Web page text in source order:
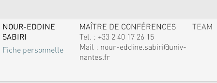
NOUR-EDDINE
SABIRI
Fiche personnelle
MAÎTRE DE CONFÉRENCES
Tel. : +33 2 40 17 26 15
Mail : nour-eddine.sabiri@univ-
nantes.fr
TEAM